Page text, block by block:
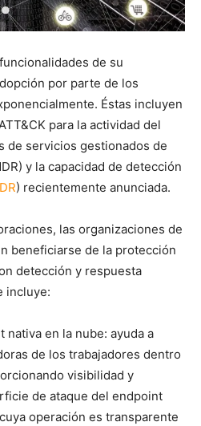
de su
por parte de los
Éstas incluyen
para la actividad del
de servicios gestionados de
y la capacidad de detección
) recientemente anunciada.
las organizaciones de
beneficiarse de la protección
detección y respuesta
incluye:
nativa en la nube: ayuda a
de los trabajadores dentro
visibilidad y
de ataque del endpoint
operación es transparente